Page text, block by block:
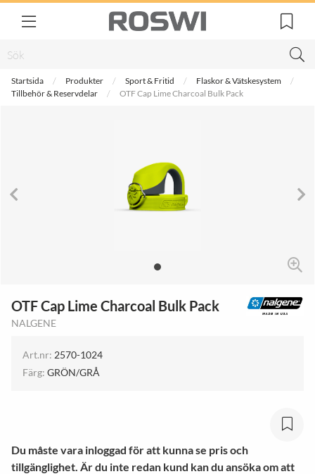
Startsida Produkter Sport & Fritid
Flaskor & Vätskesystem
Tillbehör & Reservdelar
OTF Cap Lime Charcoal Bulk Pack
OTF Cap Lime Charcoal Bulk Pack
NALGENE
Art.nr: 2570-1024
Färg: GRÖN/GRÅ
Du måste vara inloggad för att kunna se pris och
tillgänglighet. Är du inte redan kund kan du ansöka om att